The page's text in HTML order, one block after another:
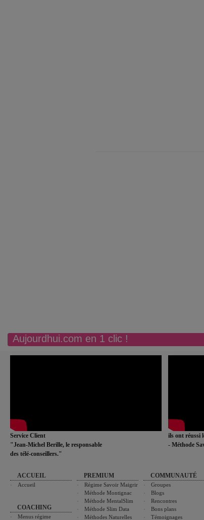
Aujourdhui.com en 1 clic !
Service Client
"Jean-Michel Berille, le responsable
des télé-conseillers."
ils ont réussi
- Méthode
ACCUEIL
Accueil
COACHING
Menus régime
PREMIUM
Régime Savoir Maigrir
Méthode Montignac
Méthode MentalSlim
Méthode Slim Data
Méthodes Naturelles
COMMUNAUTÉ
Groupes
Blogs
Rencontres
Bons plans
Témoignages